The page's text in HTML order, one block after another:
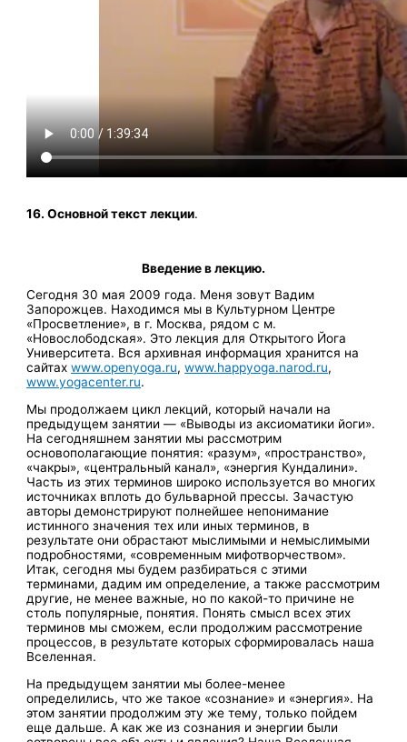
16. Основной текст лекции.
Введение в лекцию.
Сегодня 30 мая 2009 года. Меня зовут Вадим
Запорожцев. Находимся мы в Культурном Центре
«Просветление», в г. Москва, рядом с м.
«Новослободская». Это лекция для Открытого Йога
Университета. Вся архивная информация хранится на
сайтахwww.openyoga.ru,www.happyoga.narod.ru,
www.yogacenter.ru.
Мы продолжаем цикл лекций, который начали на
предыдущем занятии — «Выводы из аксиоматики йоги».
На сегодняшнем занятии мы рассмотрим
основополагающие понятия: «разум», «пространство»,
«чакры», «центральный канал», «энергия Кундалини».
Часть из этих терминов широко используется во многих
источниках вплоть до бульварной прессы. Зачастую
авторы демонстрируют полнейшее непонимание
истинного значения тех или иных терминов, в
результате они обрастают мыслимыми и немыслимыми
подробностями, «современным мифотворчеством».
Итак, сегодня мы будем разбираться с этими
терминами, дадим им определение, а также рассмотрим
другие, не менее важные, но по какой-то причине не
столь популярные, понятия. Понять смысл всех этих
терминов мы сможем, если продолжим рассмотрение
процессов, в результате которых сформировалась наша
Вселенная.
На предыдущем занятии мы более-менее
определились, что же такое «сознание» и «энергия». На
этом занятии продолжим эту же тему, только пойдем
еще дальше. А как же из сознания и энергии были